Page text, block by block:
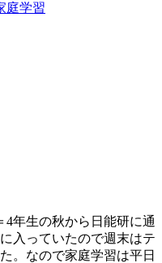
庭学習
4年生の秋から日能研に通
入っていたので週末はテ
。なので家庭学習は平日